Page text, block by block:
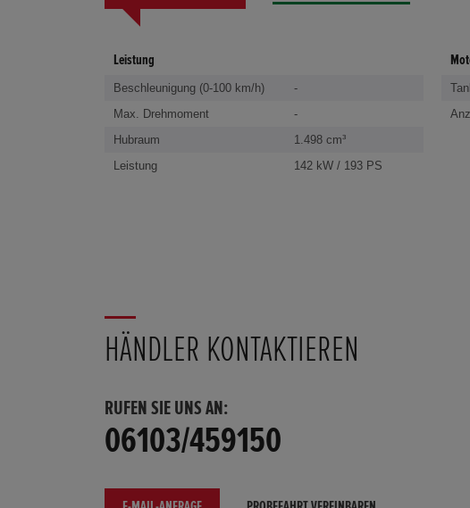
Leistung
Beschleunigung (0-100 km/h)
-
Max. Drehmoment
-
Hubraum
1.498 cm³
Leistung
142 kW / 193 PS
HÄNDLER KONTAKTIEREN
RUFEN SIE UNS AN:
06103/459150